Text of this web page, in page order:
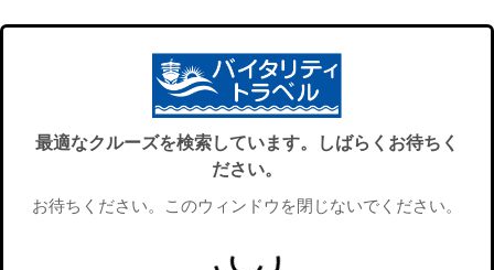
最適なクルーズを検索しています。しばらくお待ちく
ださい。
お待ちください。このウィンドウを閉じないでください。